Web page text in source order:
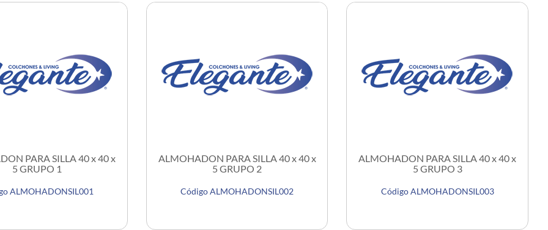
PARA SILLA 40 x 40 x
5 GRUPO 1
ALMOHADONSIL001
ALMOHADON PARA SILLA 40 x 40 x
5 GRUPO 2
Código ALMOHADONSIL002
ALMOHADON PARA SILLA 40 x 40 x
5 GRUPO 3
Código ALMOHADONSIL003